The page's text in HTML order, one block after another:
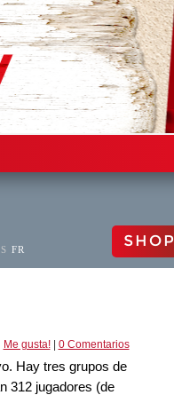
FR SHOP
Me gusta!| 0 Comentarios
Hay tres grupos de
312 jugadores (de